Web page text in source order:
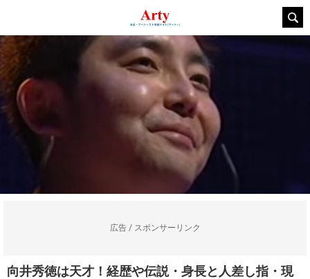
広告 / スポンサーリンク
向井秀徳は天才！経歴や伝説・身長と人差し指・現